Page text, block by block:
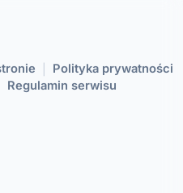
Polityka prywatności
Regulamin serwisu